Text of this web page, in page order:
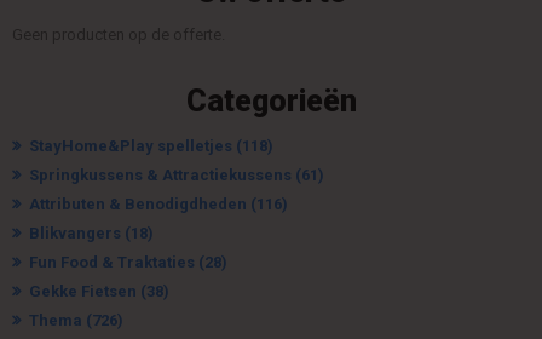
Geen producten op de offerte.
Categorieën
StayHome&Play spelletjes (118)
Springkussens & Attractiekussens (61)
Attributen & Benodigdheden (116)
Blikvangers (18)
Fun Food & Traktaties (28)
Gekke Fietsen (38)
Thema (726)